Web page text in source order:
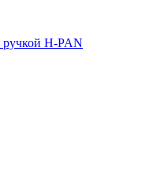
ручкой H-PAN